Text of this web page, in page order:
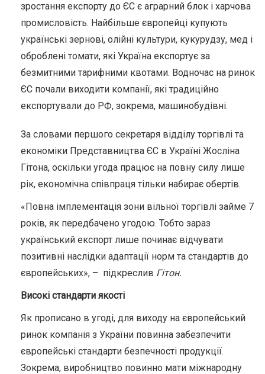
зростання експорту до ЄС є аграрний блок і харчова
промисловість. Найбільше європейці купують
українські зернові, олійні культури, кукурудзу, мед і
оброблені томати, які Україна експортує за
безмитними тарифними квотами. Водночас на ринок
ЄС почали виходити компанії, які традиційно
експортували до РФ, зокрема, машинобудівні.
За словами першого секретаря відділу торгівлі та
економіки Представництва ЄС в Україні Жосліна
Гітона, оскільки угода працює на повну силу лише
рік, економічна співпраця тільки набирає обертів.
«Повна імплементація зони вільної торгівлі займе 7
років, як передбачено угодою. Тобто зараз
український експорт лише починає відчувати
позитивні наслідки адаптації норм та стандартів до
європейських», – підкреслив Гітон.
Високі стандарти якості
Як прописано в угоді, для виходу на європейський
ринок компанія з України повинна забезпечити
європейські стандарти безпечності продукції.
Зокрема, виробництво повинно мати міжнародну